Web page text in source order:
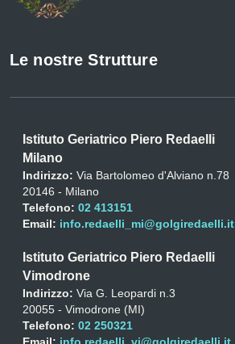
Le nostre Strutture
Istituto Geriatrico Piero Redaelli
Milano
Indirizzo: Via Bartolomeo d'Alviano n.78
20146 - Milano
Telefono: 02 413151
Email: info.redaelli_mi@golgiredaelli.it
Istituto Geriatrico Piero Redaelli
Vimodrone
Indirizzo: Via G. Leopardi n.3
20055 - Vimodrone (MI)
Telefono: 02 250321
Email: info.redaelli_vi@golgiredaelli.it